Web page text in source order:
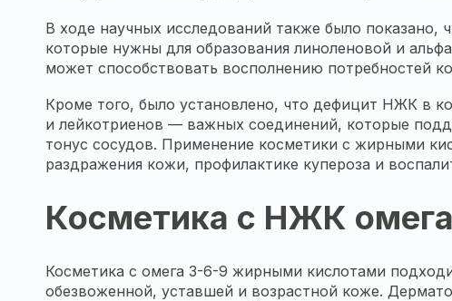
В ходе научных исследований также было
которые нужны для образования линоленовой и
может способствовать восполнению потребностей
Кроме того, было установлено, что дефицит НЖК в
и лейкотриенов — важных соединений, которые
тонус сосудов. Применение косметики с жирными
раздражения кожи, профилактике купероза и
Косметика с НЖК
Косметика с омега 3-6-9 жирными кислотами
обезвоженной, уставшей и возрастной коже.